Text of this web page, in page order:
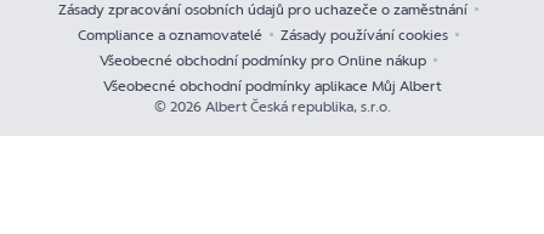
Zásady zpracování osobních údajů pro uchazeče o zaměstnání
Compliance a oznamovatelé
Zásady používání cookies
Všeobecné obchodní podmínky pro Online nákup
Všeobecné obchodní podmínky aplikace Můj Albert
© 2026 Albert Česká republika, s.r.o.